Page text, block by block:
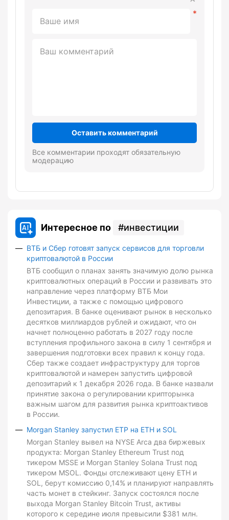
Оставить комментарий
Все комментарии проходят обязательную
модерацию
Интересное по инвестиции
ВТБ и Сбер готовят запуск сервисов для торговли
криптовалютой в России
ВТБ сообщил о планах занять значимую долю рынка
криптовалютных операций в России и развивать это
направление через платформу ВТБ Мои
Инвестиции, а также с помощью цифрового
депозитария. В банке оценивают рынок в несколько
десятков миллиардов рублей и ожидают, что он
начнет полноценно работать в 2027 году после
вступления профильного закона в силу 1 сентября и
завершения подготовки всех правил к концу года.
Сбер также создает инфраструктуру для торгов
криптовалютой и намерен запустить цифровой
депозитарий к 1 декабря 2026 года. В банке назвали
принятие закона о регулировании крипторынка
важным шагом для развития рынка криптоактивов
в России.
Morgan Stanley запустил ETP на ETH и SOL
Morgan Stanley вывел на NYSE Arca два биржевых
продукта: Morgan Stanley Ethereum Trust под
тикером MSSE и Morgan Stanley Solana Trust под
тикером MSOL. Фонды отслеживают цену ETH и
SOL, берут комиссию 0,14% и планируют направлять
часть монет в стейкинг. Запуск состоялся после
выхода Morgan Stanley Bitcoin Trust, активы
которого к середине июля превысили $381 млн.